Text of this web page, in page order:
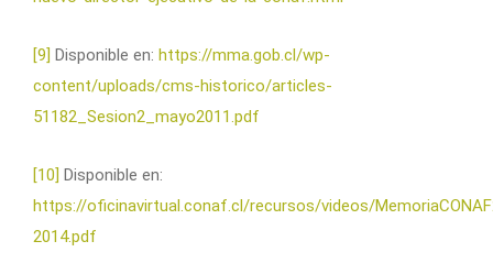
[9] Disponible en: https://mma.gob.cl/wp-
content/uploads/cms-historico/articles-
51182_Sesion2_mayo2011.pdf
[10] Disponible en:
https://oficinavirtual.conaf.cl/recursos/videos/
2014.pdf